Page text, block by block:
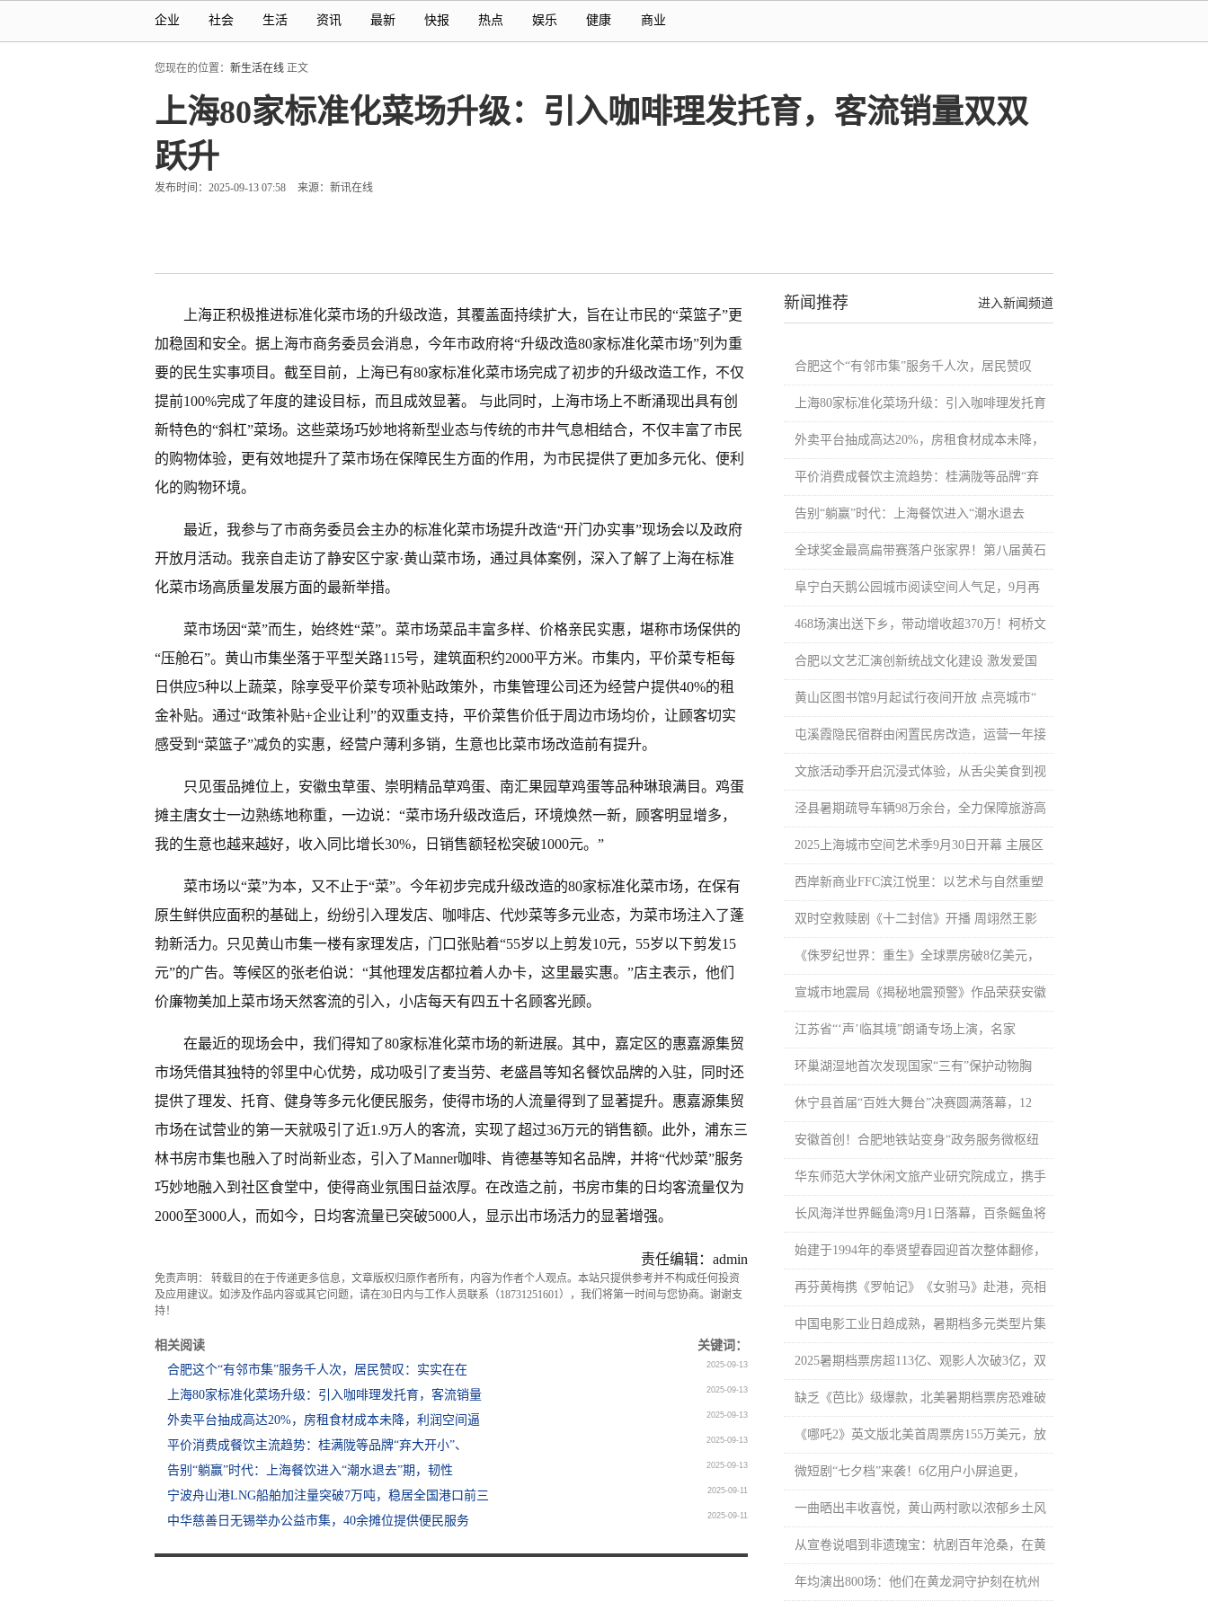
企业 社会 生活 资讯 最新 快报 热点 娱乐 健康 商业
您现在的位置： 新生活在线 正文
上海80家标准化菜场升级：引入咖啡理发托育，客流销量双双
跃升
发布时间：2025-09-13 07:58 来源：新讯在线
上海正积极推进标准化菜市场的升级改造，其覆盖面持续扩大，旨在让市民的“菜篮子”更
加稳固和安全。据上海市商务委员会消息，今年市政府将“升级改造80家标准化菜市场”列为重
要的民生实事项目。截至目前，上海已有80家标准化菜市场完成了初步的升级改造工作，不仅
提前100%完成了年度的建设目标，而且成效显著。 与此同时，上海市场上不断涌现出具有创
新特色的“斜杠”菜场。这些菜场巧妙地将新型业态与传统的市井气息相结合，不仅丰富了市民
的购物体验，更有效地提升了菜市场在保障民生方面的作用，为市民提供了更加多元化、便利
化的购物环境。
最近，我参与了市商务委员会主办的标准化菜市场提升改造“开门办实事”现场会以及政府
开放月活动。我亲自走访了静安区宁家·黄山菜市场，通过具体案例，深入了解了上海在标准
化菜市场高质量发展方面的最新举措。
菜市场因“菜”而生，始终姓“菜”。菜市场菜品丰富多样、价格亲民实惠，堪称市场保供的
“压舱石”。黄山市集坐落于平型关路115号，建筑面积约2000平方米。市集内，平价菜专柜每
日供应5种以上蔬菜，除享受平价菜专项补贴政策外，市集管理公司还为经营户提供40%的租
金补贴。通过“政策补贴+企业让利”的双重支持，平价菜售价低于周边市场均价，让顾客切实
感受到“菜篮子”减负的实惠，经营户薄利多销，生意也比菜市场改造前有提升。
只见蛋品摊位上，安徽虫草蛋、崇明精品草鸡蛋、南汇果园草鸡蛋等品种琳琅满目。鸡蛋
摊主唐女士一边熟练地称重，一边说：“菜市场升级改造后，环境焕然一新，顾客明显增多，
我的生意也越来越好，收入同比增长30%，日销售额轻松突破1000元。”
菜市场以“菜”为本，又不止于“菜”。今年初步完成升级改造的80家标准化菜市场，在保有
原生鲜供应面积的基础上，纷纷引入理发店、咖啡店、代炒菜等多元业态，为菜市场注入了蓬
勃新活力。只见黄山市集一楼有家理发店，门口张贴着“55岁以上剪发10元，55岁以下剪发15
元”的广告。等候区的张老伯说：“其他理发店都拉着人办卡，这里最实惠。”店主表示，他们
价廉物美加上菜市场天然客流的引入，小店每天有四五十名顾客光顾。
在最近的现场会中，我们得知了80家标准化菜市场的新进展。其中，嘉定区的惠嘉源集贸
市场凭借其独特的邻里中心优势，成功吸引了麦当劳、老盛昌等知名餐饮品牌的入驻，同时还
提供了理发、托育、健身等多元化便民服务，使得市场的人流量得到了显著提升。惠嘉源集贸
市场在试营业的第一天就吸引了近1.9万人的客流，实现了超过36万元的销售额。此外，浦东三
林书房市集也融入了时尚新业态，引入了Manner咖啡、肯德基等知名品牌，并将“代炒菜”服务
巧妙地融入到社区食堂中，使得商业氛围日益浓厚。在改造之前，书房市集的日均客流量仅为
2000至3000人，而如今，日均客流量已突破5000人，显示出市场活力的显著增强。
责任编辑：admin
免责声明： 转载目的在于传递更多信息，文章版权归原作者所有，内容为作者个人观点。本站只提供参考并不构成任何投资
及应用建议。如涉及作品内容或其它问题，请在30日内与工作人员联系（18731251601），我们将第一时间与您协商。谢谢支
持！
相关阅读
关键词：
合肥这个“有邻市集”服务千人次，居民赞叹：实实在在
2025-09-13
上海80家标准化菜场升级：引入咖啡理发托育，客流销量 2025-09-13
外卖平台抽成高达20%，房租食材成本未降，利润空间逼 2025-09-13
平价消费成餐饮主流趋势：桂满陇等品牌“弃大开小”、 2025-09-13
告别“躺赢”时代：上海餐饮进入“潮水退去”期，韧性 2025-09-13
宁波舟山港LNG船舶加注量突破7万吨，稳居全国港口前三 2025-09-11
中华慈善日无锡举办公益市集，40余摊位提供便民服务 2025-09-11
进入新闻频道
新闻推荐
合肥这个“有邻市集”服务千人次，居民赞叹
上海80家标准化菜场升级：引入咖啡理发托育
外卖平台抽成高达20%，房租食材成本未降，
平价消费成餐饮主流趋势：桂满陇等品牌“弃
告别“躺赢”时代：上海餐饮进入“潮水退去
全球奖金最高扁带赛落户张家界！第八届黄石
阜宁白天鹅公园城市阅读空间人气足，9月再
468场演出送下乡，带动增收超370万！柯桥文
合肥以文艺汇演创新统战文化建设 激发爱国
黄山区图书馆9月起试行夜间开放 点亮城市“
屯溪霞隐民宿群由闲置民房改造，运营一年接
文旅活动季开启沉浸式体验，从舌尖美食到视
泾县暑期疏导车辆98万余台，全力保障旅游高
2025上海城市空间艺术季9月30日开幕 主展区
西岸新商业FFC滨江悦里：以艺术与自然重塑
双时空救赎剧《十二封信》开播 周翊然王影
《侏罗纪世界：重生》全球票房破8亿美元，
宣城市地震局《揭秘地震预警》作品荣获安徽
江苏省“‘声’临其境”朗诵专场上演，名家
环巢湖湿地首次发现国家“三有”保护动物胸
休宁县首届“百姓大舞台”决赛圆满落幕，12
安徽首创！合肥地铁站变身“政务服务微枢纽
华东师范大学休闲文旅产业研究院成立，携手
长风海洋世界鳐鱼湾9月1日落幕，百条鳐鱼将
始建于1994年的奉贤望春园迎首次整体翻修，
再芬黄梅携《罗帕记》《女驸马》赴港，亮相
中国电影工业日趋成熟，暑期档多元类型片集
2025暑期档票房超113亿、观影人次破3亿，双
缺乏《芭比》级爆款，北美暑期档票房恐难破
《哪吒2》英文版北美首周票房155万美元，放
微短剧“七夕档”来袭！6亿用户小屏追更，
一曲晒出丰收喜悦，黄山两村歌以浓郁乡土风
从宣卷说唱到非遗瑰宝：杭剧百年沧桑，在黄
年均演出800场：他们在黄龙洞守护刻在杭州